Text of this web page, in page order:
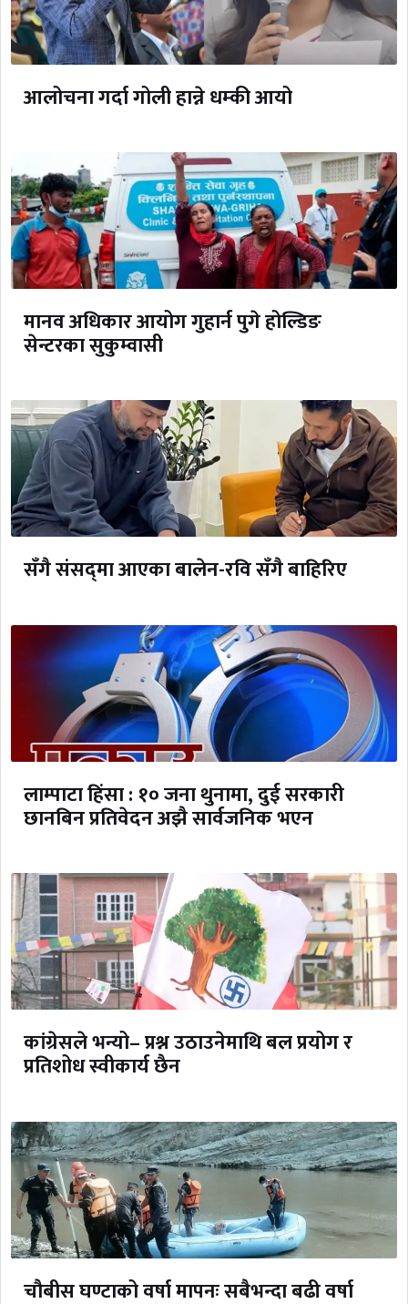
आलोचना गर्दा गोली हान्ने धम्की आयो
मानव अधिकार आयोग गुहार्न पुगे होल्डिङ
सेन्टरका सुकुम्वासी
सँगै संसद्‌मा आएका बालेन-रवि सँगै बाहिरिए
लाम्पाटा हिंसा : १० जना थुनामा, दुई सरकारी
छानबिन प्रतिवेदन अझै सार्वजनिक भएन
कांग्रेसले भन्यो– प्रश्न उठाउनेमाथि बल प्रयोग र
प्रतिशोध स्वीकार्य छैन
चौबीस घण्टाको वर्षा मापनः सबैभन्दा बढी वर्षा